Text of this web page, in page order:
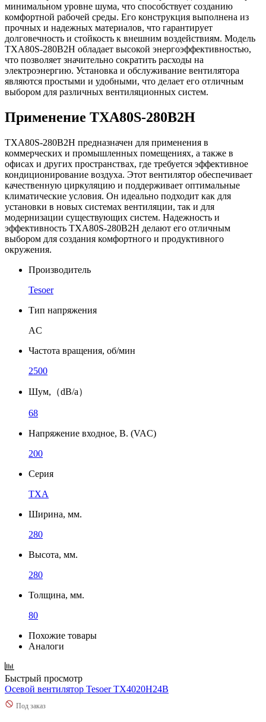
минимальном уровне шума, что способствует созданию
комфортной рабочей среды. Его конструкция выполнена из
прочных и надежных материалов, что гарантирует
долговечность и стойкость к внешним воздействиям. Модель
TXA80S-280B2H обладает высокой энергоэффективностью,
что позволяет значительно сократить расходы на
электроэнергию. Установка и обслуживание вентилятора
являются простыми и удобными, что делает его отличным
выбором для различных вентиляционных систем.
Применение TXA80S-280B2H
TXA80S-280B2H предназначен для применения в
коммерческих и промышленных помещениях, а также в
офисах и других пространствах, где требуется эффективное
кондиционирование воздуха. Этот вентилятор обеспечивает
качественную циркуляцию и поддерживает оптимальные
климатические условия. Он идеально подходит как для
установки в новых системах вентиляции, так и для
модернизации существующих систем. Надежность и
эффективность TXA80S-280B2H делают его отличным
выбором для создания комфортного и продуктивного
окружения.
Производитель
Tesoer
Тип напряжения
AC
Частота вращения, об/мин
2500
Шум,（dB/a）
68
Напряжение входное, В. (VAC)
200
Серия
TXA
Ширина, мм.
280
Высота, мм.
280
Толщина, мм.
80
Похожие товары
Аналоги
Быстрый просмотр
Осевой вентилятор Tesoer TX4020H24B
Под заказ